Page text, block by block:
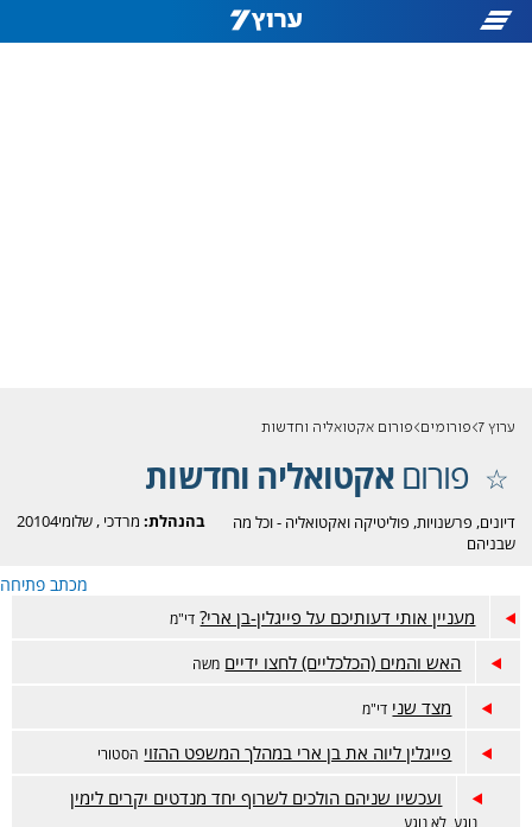
ערוץ 7 פורומים פורום אקטואליה וחדשות
פורוםאקטואליה וחדשות
בהנהלת: מרדכי ,שלומי20104
דיונים, פרשנויות, פוליטיקה ואקטואליה - וכל מה
שבניהם
מכתב פתיחה
מעניין אותי דעותיכם על פייגלין-בן ארי? די"מ
האש והמים (הכלכליים) לחצו ידיים משה
מצד שני די"מ
פייגלין ליוה את בן ארי במהלך המשפט ההזוי הסטורי
ועכשיו שניהם הולכים לשרוף יחד מנדטים יקרים לימין
נוגע, לא נוגע